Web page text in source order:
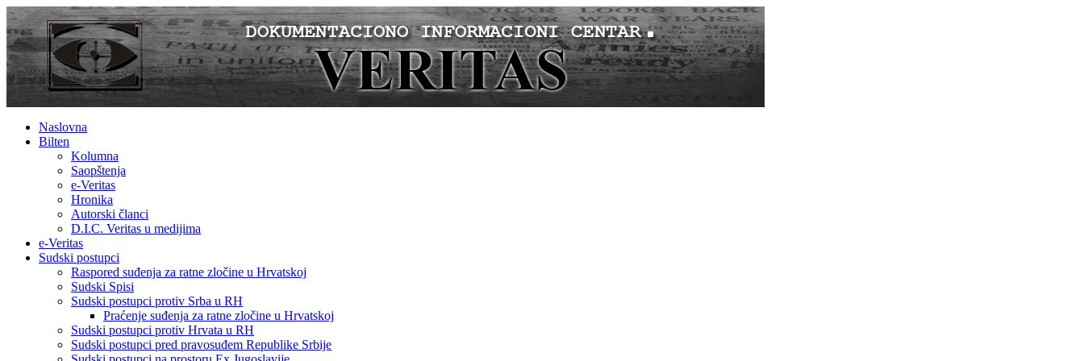
Naslovna
Bilten
Kolumna
Saopštenja
e-Veritas
Hronika
Autorski članci
D.I.C. Veritas u medijima
e-Veritas
Sudski postupci
Raspored suđenja za ratne zločine u Hrvatskoj
Sudski Spisi
Sudski postupci protiv Srba u RH
Praćenje suđenja za ratne zločine u Hrvatskoj
Sudski postupci protiv Hrvata u RH
Sudski postupci pred pravosuđem Republike Srbije